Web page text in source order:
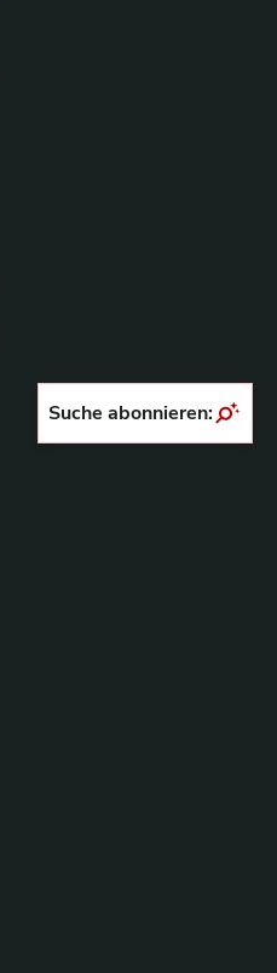
Suche abonnieren: